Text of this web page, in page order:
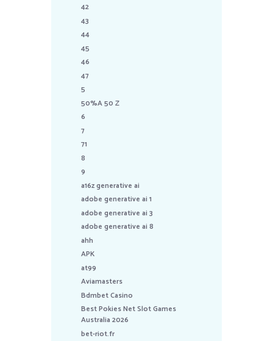
42
43
44
45
46
47
5
50%A 50 Z
6
7
71
8
9
a16z generative ai
adobe generative ai 1
adobe generative ai 3
adobe generative ai 8
ahh
APK
at99
Aviamasters
Bdmbet Casino
Best Pokies Net Slot Games
Australia 2026
bet-riot.fr